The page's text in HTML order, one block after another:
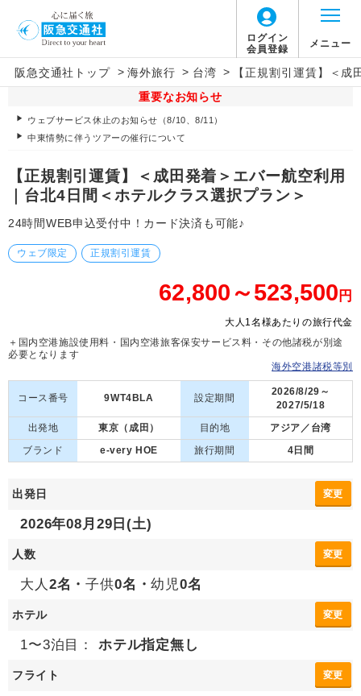
ログイン
会員登録
メニュー
阪急交通社トップ > 海外旅行 > 台湾 >
【正規割引運賃】＜
重要なお知らせ
ウェブサービス休止のお知らせ（8/10、8/11）
中東情勢に伴うツアーの催行について
【正規割引運賃】＜成田発着＞エバー航空利用
｜台北4日間＜ホテルクラス選択プラン＞
24時間WEB申込受付中！カード決済も可能♪
ウェブ限定 正規割引運賃
62,800～523,500 円
大人1名様あたりの旅行代金
＋国内空港施設使用料・国内空港旅客保安サービス料・その他諸税が別途
必要となります
海外空港諸税等別
コース番号 9WT4BLA 設定期間
2026/8/29～
2027/5/18
出発地
東京（成田） 目的地
アジア／台湾
ブランド
e-very HOE 旅行期間 4日間
出発日 変更
2026年08月29日(土)
人数 変更
大人 2名・子供0名・幼児0名
ホテル 変更
1〜3泊目： ホテル指定無し
フライト 変更